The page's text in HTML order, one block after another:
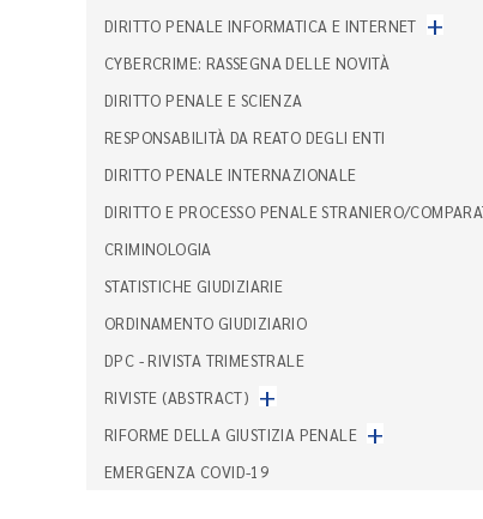
DIRITTO PENALE INFORMATICA E INTERNET +
CYBERCRIME: RASSEGNA DELLE NOVITÀ
DIRITTO PENALE E SCIENZA
RESPONSABILITÀ DA REATO DEGLI ENTI
DIRITTO PENALE INTERNAZIONALE
DIRITTO E PROCESSO PENALE STRANIERO/
CRIMINOLOGIA
STATISTICHE GIUDIZIARIE
ORDINAMENTO GIUDIZIARIO
DPC - RIVISTA TRIMESTRALE
RIVISTE (ABSTRACT) +
RIFORME DELLA GIUSTIZIA PENALE +
EMERGENZA COVID-19